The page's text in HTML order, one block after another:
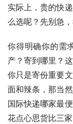
实际上，贵的快
么选呢？先别急
你得明确你的需
产？寄到哪里？
你只是寄份重要
面和辣条，那当
国际快递哪家最
花点心思货比三家